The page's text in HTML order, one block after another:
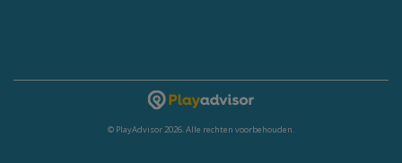
© PlayAdvisor 2026. Alle rechten voorbehouden.